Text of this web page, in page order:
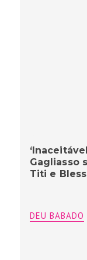
Gagliasso
Titi e Bless
DEU BABADO